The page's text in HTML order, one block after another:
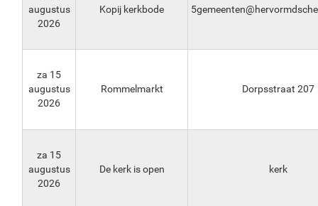
augustus
2026
Kopij kerkbode
za 15
augustus
2026
Rommelmarkt Dorpsstraat 207
za 15
augustus
2026
De kerk is open kerk